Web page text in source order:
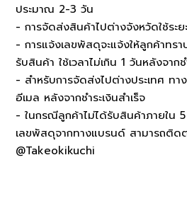
ประมาณ 2-3 วัน
- การจัดส่งสินค้าไปต่างจังหวัดใช้ระ
- การแจ้งเลขพัสดุจะแจ้งให้ลูกค้าทร
รับสินค้า ใช้เวลาไม่เกิน 1 วันหลังจากช
- สำหรับการจัดส่งไปต่างประเทศ ท
อีเมล หลังจากชำระเงินสำเร็จ
- ในกรณีลูกค้าไม่ได้รับสินค้าภายใน
เลขพัสดุจากทางแบรนด์ สามารถติด
@Takeokikuchi